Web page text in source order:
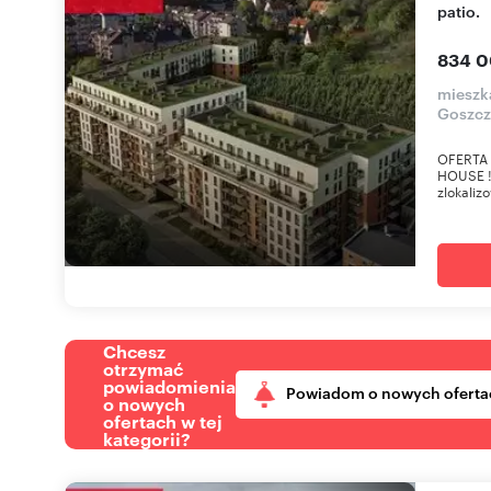
patio.
834
Chcesz
otrzymać
powiadomienia
o nowych
ofertach w tej
kategorii?
Powiadom o nowych